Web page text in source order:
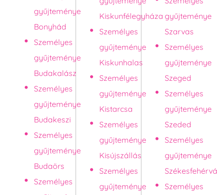
gyűjteménye
Bonyhád
Személyes
gyűjteménye
Budakalász
Személyes
gyűjteménye
Budakeszi
Személyes
gyűjteménye
Budaörs
Személyes
Kiskunfélegyháza
Személyes
gyűjteménye
Kiskunhalas
Személyes
gyűjteménye
Kistarcsa
Személyes
gyűjteménye
Kisújszállás
Személyes
gyűjteménye
gyűjteménye
Szarvas
Személyes
gyűjteménye
Szeged
Személyes
gyűjteménye
Szeded
Személyes
gyűjteménye
Személyes